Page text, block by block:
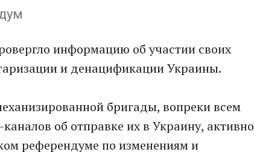
информацию об участии своих
и денацификации Украины.
бригады, вопреки всем
об отправке их в Украину, активно
референдуме по изменениям и